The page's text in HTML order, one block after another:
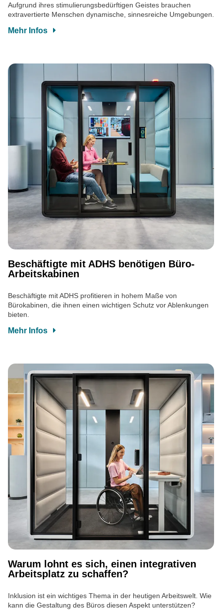
Aufgrund ihres stimulierungsbedürftigen Geistes brauchen
extravertierte Menschen dynamische, sinnesreiche Umgebungen.
Mehr Infos
Beschäftigte mit ADHS benötigen Büro-
Arbeitskabinen
Beschäftigte mit ADHS profitieren in hohem Maße von
Bürokabinen, die ihnen einen wichtigen Schutz vor Ablenkungen
bieten.
Mehr Infos
Warum lohnt es sich, einen integrativen
Arbeitsplatz zu schaffen?
Inklusion ist ein wichtiges Thema in der heutigen Arbeitswelt. Wie
kann die Gestaltung des Büros diesen Aspekt unterstützen?